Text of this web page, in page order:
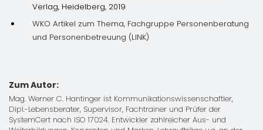
Verlag, Heidelberg, 2019
WKO Artikel zum Thema, Fachgruppe Personenberatung
und Personenbetreuung (LINK)
Zum Autor:
Mag. Werner C. Hantinger ist Kommunikationswissenschaftler,
Dipl.-Lebensberater, Supervisor, Fachtrainer und Prüfer der
SystemCert nach ISO 17024. Entwickler zahlreicher Aus- und